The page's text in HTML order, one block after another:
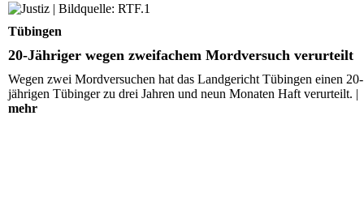
20-Jähriger wegen zweifachem Mordversuch verurteilt
Tübingen
20-Jähriger wegen zweifachem Mordversuch verurteilt
Wegen zwei Mordversuchen hat das Landgericht Tübingen einen 20-
jährigen Tübinger zu drei Jahren und neun Monaten Haft verurteilt. |
mehr